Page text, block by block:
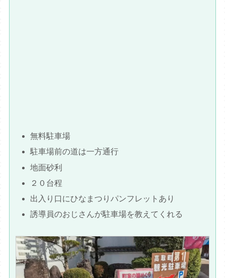
無料駐車場
駐車場前の道は一方通行
地面砂利
２０台程
出入り口にひなまつりパンフレットあり
誘導員のおじさんが駐車場を教えてくれる